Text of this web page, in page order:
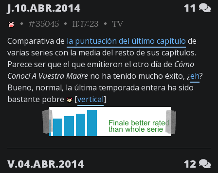
J.10.ABR.2014 11
• #35045 • 11:17:23 • TV
Comparativa de la puntuación del último capítulo de
varias series con la media del resto de sus capítulos.
Parece ser que el que emitieron el otro día de Cómo
Conocí A Vuestra Madre no ha tenido mucho éxito, ¿eh?
Bueno, normal, la última temporada entera ha sido
bastante pobre
[vertical]
V.04.ABR.2014 12